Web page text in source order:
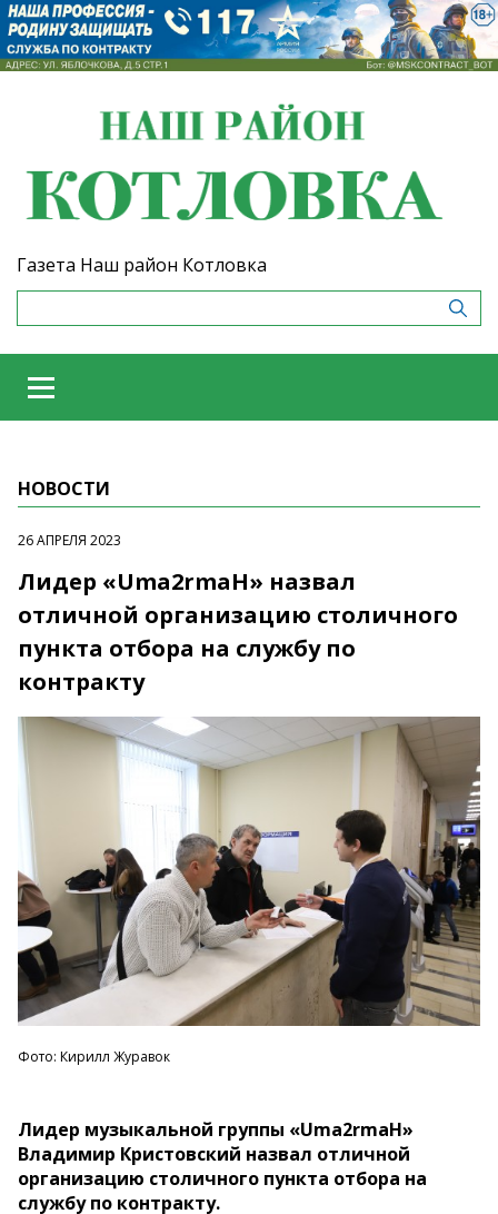
Газета Наш район Котловка
НОВОСТИ
26 АПРЕЛЯ 2023
Лидер «Uma2rmaH» назвал
отличной организацию столичного
пункта отбора на службу по
контракту
Фото: Кирилл Журавок
Лидер музыкальной группы «Uma2rmaH»
Владимир Кристовский назвал отличной
организацию столичного пункта отбора на
службу по контракту.